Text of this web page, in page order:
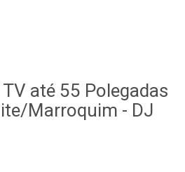
até 55 Polegadas
Marroquim - DJ